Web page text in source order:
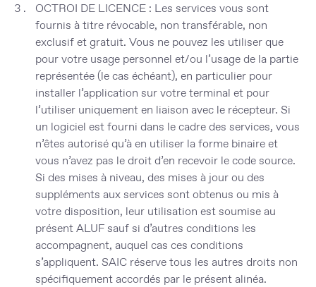
OCTROI DE LICENCE : Les services vous sont
fournis à titre révocable, non transférable, non
exclusif et gratuit. Vous ne pouvez les utiliser que
pour votre usage personnel et/ou l’usage de la partie
représentée (le cas échéant), en particulier pour
installer l’application sur votre terminal et pour
l’utiliser uniquement en liaison avec le récepteur. Si
un logiciel est fourni dans le cadre des services, vous
n’êtes autorisé qu’à en utiliser la forme binaire et
vous n’avez pas le droit d’en recevoir le code source.
Si des mises à niveau, des mises à jour ou des
suppléments aux services sont obtenus ou mis à
votre disposition, leur utilisation est soumise au
présent ALUF sauf si d’autres conditions les
accompagnent, auquel cas ces conditions
s’appliquent. SAIC réserve tous les autres droits non
spécifiquement accordés par le présent alinéa.